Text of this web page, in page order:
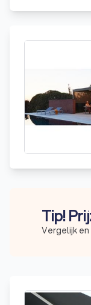
Tip!
Vergelijk